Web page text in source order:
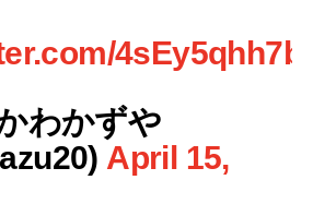
4sEy5qhh7b
わかずや
April 15,